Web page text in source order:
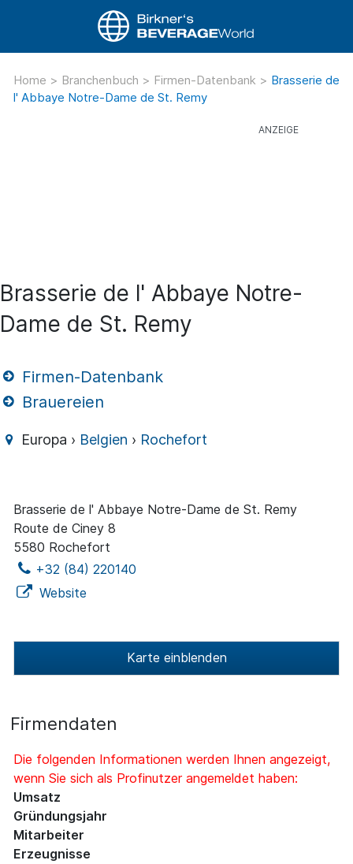
Home > Branchenbuch > Firmen-Datenbank > Brasserie de
l' Abbaye Notre-Dame de St. Remy
Brasserie de l' Abbaye Notre-
Dame de St. Remy
Firmen-Datenbank
Brauereien
Europa › Belgien › Rochefort
Brasserie de l' Abbaye Notre-Dame de St. Remy
Route de Ciney 8
5580 Rochefort
+32 (84) 220140
Website
Karte einblenden
Firmendaten
Die folgenden Informationen werden Ihnen angezeigt,
wenn Sie sich als Profinutzer angemeldet haben:
Umsatz
Gründungsjahr
Mitarbeiter
Erzeugnisse